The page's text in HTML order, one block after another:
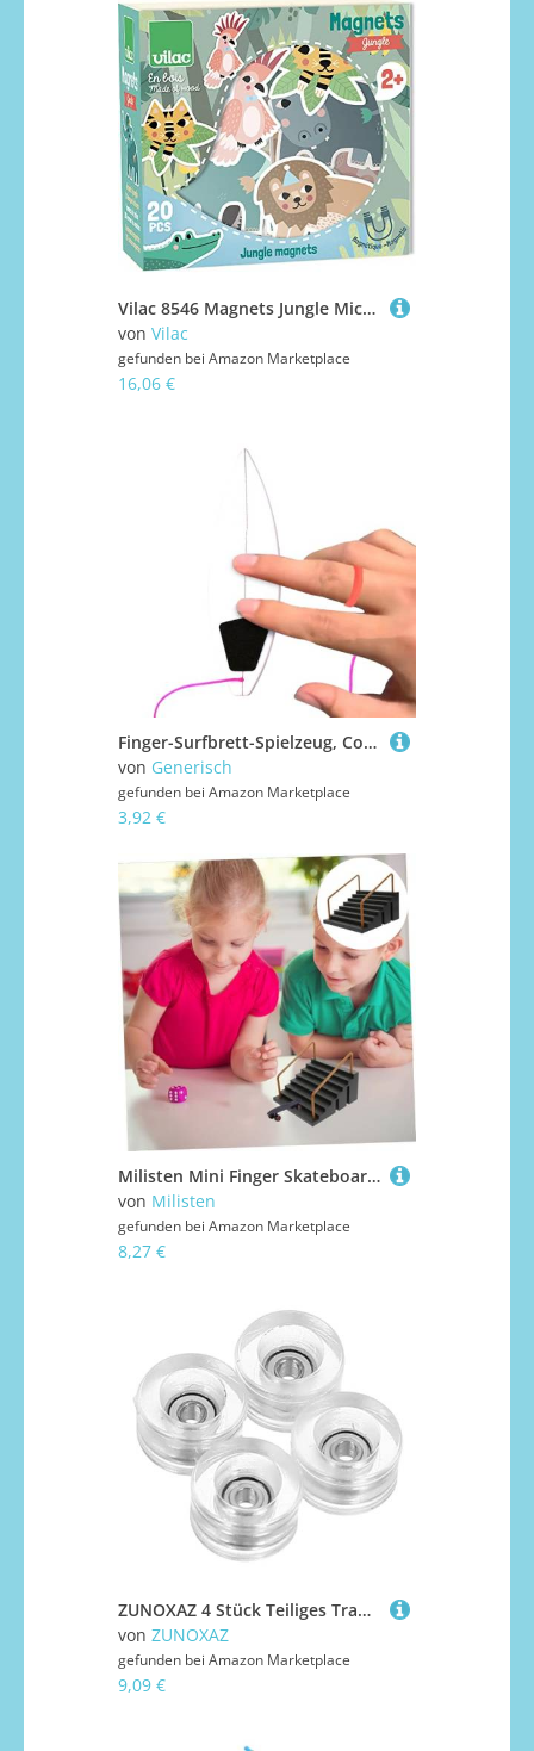
Vilac 8546 Magnets Jungle Michelle Carlslund Fahrräder und Finger-Skateboards, bunt
von Vilac
gefunden bei Amazon Marketplace
16,06 €
Finger-Surfbrett-Spielzeug, Cooles Finger-Surfbrett-Griffbrett-Spielzeug, Finger Surfboard Surf The Wind Miniboard für über 3-jährige Kinder und Surfer, die ihre Surffähigkeiten verbessern möchten
von Generisch
gefunden bei Amazon Marketplace
3,92 €
Milisten Mini Finger Skateboard Rampe aus Skatepark Zubehör für Kreatives Finger Skateboard Koordination und Flexibilität
von Milisten
gefunden bei Amazon Marketplace
8,27 €
ZUNOXAZ 4 Stück Teiliges Transparentes Finger Skateboard Wheels mit Hochgeschwindigkeits Präzisionslagern Kompatibel Einfache Montage Professionelles Skateboardzubehör für Jungen und
von ZUNOXAZ
gefunden bei Amazon Marketplace
9,09 €